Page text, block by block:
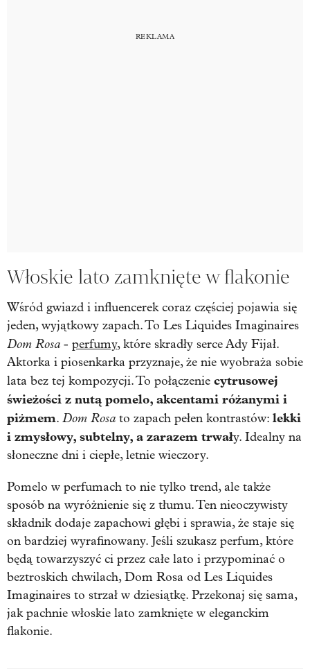
Włoskie lato zamknięte w flakonie
Wśród gwiazd i influencerek coraz częściej pojawia się
jeden, wyjątkowy zapach. To Les Liquides Imaginaires
Dom Rosa - perfumy, które skradły serce Ady Fijał.
Aktorka i piosenkarka przyznaje, że nie wyobraża sobie
lata bez tej kompozycji. To połączenie cytrusowej
świeżości z nutą pomelo, akcentami różanymi i
piżmem. Dom Rosa to zapach pełen kontrastów: lekki
i zmysłowy, subtelny, a zarazem trwały. Idealny na
słoneczne dni i ciepłe, letnie wieczory.
Pomelo w perfumach to nie tylko trend, ale także
sposób na wyróżnienie się z tłumu. Ten nieoczywisty
składnik dodaje zapachowi głębi i sprawia, że staje się
on bardziej wyrafinowany. Jeśli szukasz perfum, które
będą towarzyszyć ci przez całe lato i przypominać o
beztroskich chwilach, Dom Rosa od Les Liquides
Imaginaires to strzał w dziesiątkę. Przekonaj się sama,
jak pachnie włoskie lato zamknięte w eleganckim
flakonie.